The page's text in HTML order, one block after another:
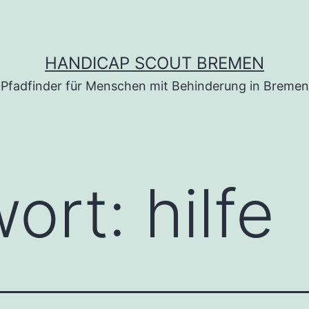
HANDICAP SCOUT BREMEN
Pfadfinder für Menschen mit Behinderung in Bremen
hilfe